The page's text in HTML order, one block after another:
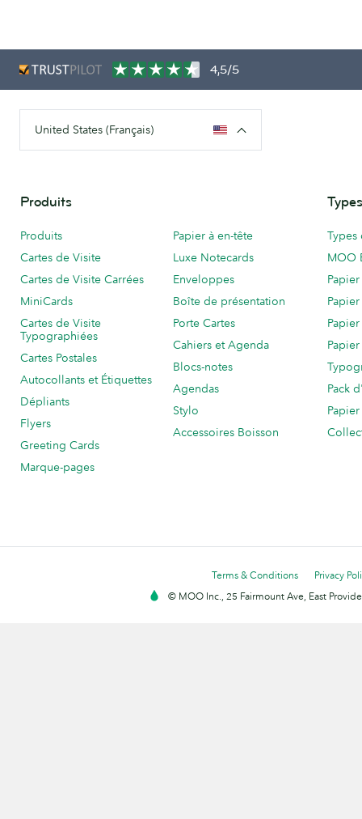
4,5/5
United States (Français)
Produits
Produits
Cartes de Visite
Cartes de Visite Carrées
MiniCards
Cartes de Visite
Typographiées
Cartes Postales
Autocollants et Étiquettes
Dépliants
Flyers
Greeting Cards
Marque-pages
Papier à en-tête
Luxe Notecards
Enveloppes
Boîte de présentation
Porte Cartes
Cahiers et Agenda
Blocs-notes
Agendas
Stylo
Accessoires Boisson
MOO
Pack
Terms & Conditions
Privacy
© MOO Inc., 25 Fairmount Ave, East